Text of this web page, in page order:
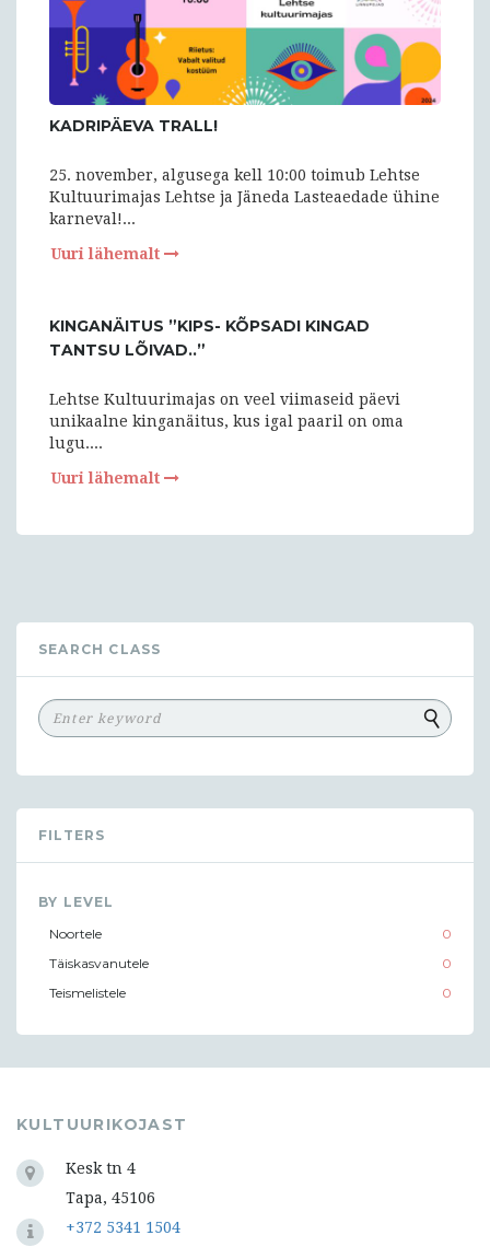
KADRIPÄEVA TRALL!
25. november, algusega kell 10:00 toimub Lehtse
Kultuurimajas Lehtse ja Jäneda Lasteaedade ühine
karneval!...
Uuri lähemalt
KINGANÄITUS ”KIPS- KÕPSADI KINGAD
TANTSU LÕIVAD..”
Lehtse Kultuurimajas on veel viimaseid päevi
unikaalne kinganäitus, kus igal paaril on oma
lugu....
Uuri lähemalt
SEARCH CLASS
FILTERS
BY LEVEL
Noortele
0
Täiskasvanutele
0
Teismelistele
0
KULTUURIKOJAST
Kesk tn 4
Tapa, 45106
+372 5341 1504